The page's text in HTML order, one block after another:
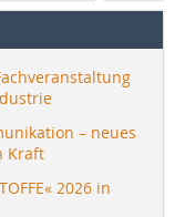
– neues
Kraft
2026 in